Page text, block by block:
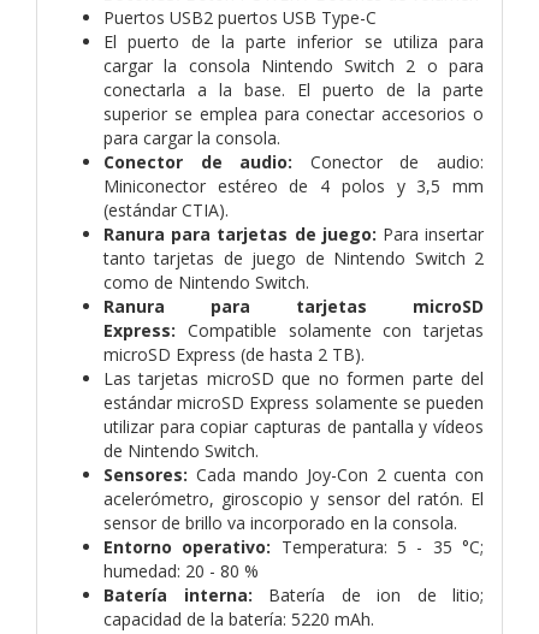
Puertos USB2 puertos USB Type-C
El puerto de la parte inferior se utiliza para
cargar la consola Nintendo Switch 2 o para
conectarla a la base. El puerto de la parte
superior se emplea para conectar accesorios o
para cargar la consola.
Conector de audio: Conector de audio:
Miniconector estéreo de 4 polos y 3,5 mm
(estándar CTIA).
Ranura para tarjetas de juego: Para insertar
tanto tarjetas de juego de Nintendo Switch 2
como de Nintendo Switch.
Ranura para tarjetas microSD
Express: Compatible solamente con tarjetas
microSD Express (de hasta 2 TB).
Las tarjetas microSD que no formen parte del
estándar microSD Express solamente se pueden
utilizar para copiar capturas de pantalla y vídeos
de Nintendo Switch.
Sensores: Cada mando Joy-Con 2 cuenta con
acelerómetro, giroscopio y sensor del ratón. El
sensor de brillo va incorporado en la consola.
Entorno operativo: Temperatura: 5 - 35 °C;
humedad: 20 - 80 %
Batería interna: Batería de ion de litio;
capacidad de la batería: 5220 mAh.